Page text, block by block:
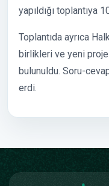
yapıldığı toplantıya
Toplantıda ayrıca
birlikleri ve yeni
bulunuldu. Soru-
erdi.